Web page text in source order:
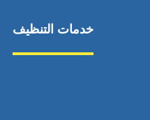
خدمات التنظيف